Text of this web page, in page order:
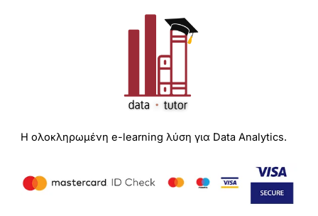
Η ολοκληρωμένη e-learning λύση για Data Analytics.